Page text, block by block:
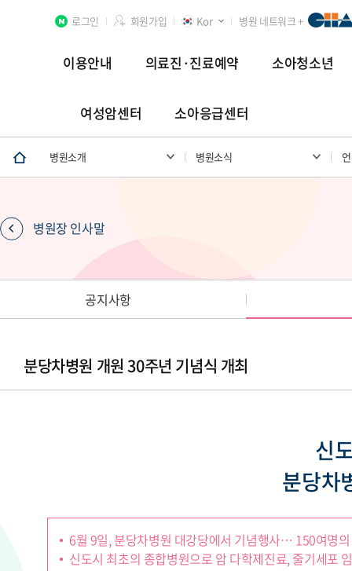
로그인 회원가입 Kor 병원 네트워크 +
이용안내 의료진·진료예약 소아청소년
여성암센터 소아응급센터
장례식장
병원소개 병원소식
병원장 인사말
공지사항
분당차병원 개원 30주년 기념식 개최
신
분당차
6월 9일, 분당차병원 대강당에서 기념행사… 150여명
신도시 최초의 종합병원으로 암 다학제진료, 줄기세포